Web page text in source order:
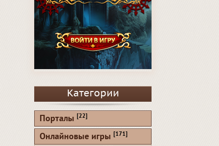
Категории
Порталы [22]
Онлайновые игры [171]